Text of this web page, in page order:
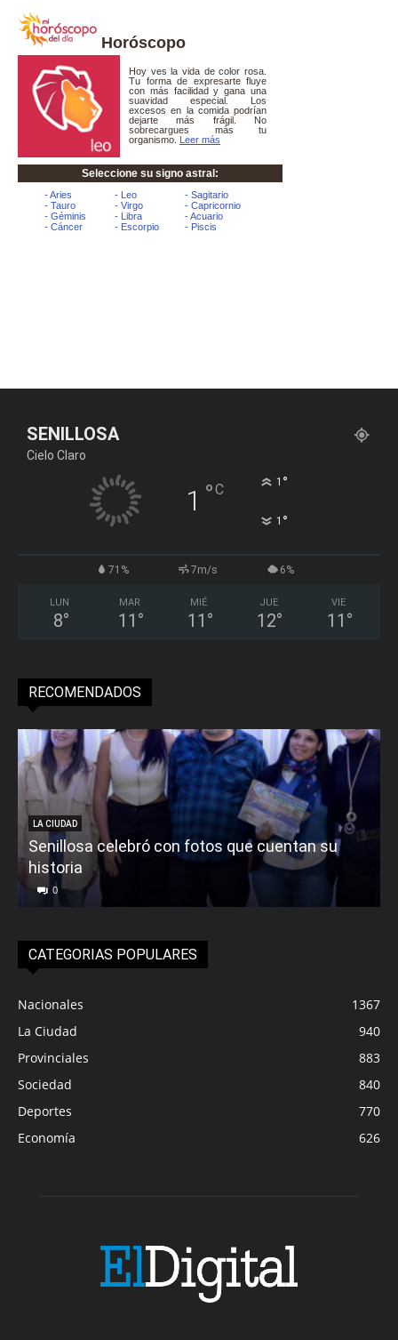
Horóscopo
SENILLOSA
Cielo Claro
1 °C 1 °
1 °
71% 7m/s 6%
LUN
8°
MAR
11 °
MIÉ
11 °
JUE
12°
VIE
11 °
RECOMENDADOS
LA CIUDAD
Senillosa celebró con fotos que cuentan su
historia
0
CATEGORIAS POPULARES
Nacionales
1367
La Ciudad
940
Provinciales
883
Sociedad
840
Deportes
770
Economía
626